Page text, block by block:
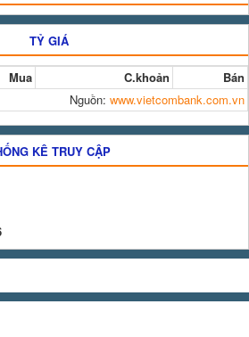
TỶ GIÁ
Mua C.khoản
Bán
Nguồn: www.vietcombank.com.vn
KÊ TRUY CẬP